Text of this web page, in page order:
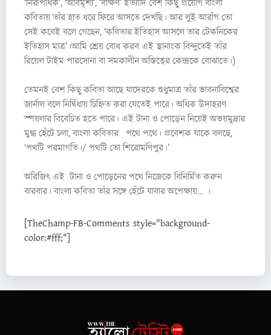
‘নিরূপধিক’, ‘অবিমৃশ্য’, ‘বীক্ষণ’ ইত্যাদি বেশ কিছু প্রয়োগ বাংলা
কবিতায় তাঁর হাত ধরে ফিরে আসতে দেখছি। আর লুই আরাঁগ তো
সেই কবেই বলে গেছেন, ‘কবিতার ইতিহাস আসলে তার টেকনিকের
ইতিহাস মাত্র’।আমি শ্রেয় বোধ করব এই স্থানাংক বিন্দুতেই তাঁর
রিয়েল টাইম পারসোনা বা সমকালীন অস্তিত্বের কেন্দ্রকে বোঝাতে।)
তেমনই বেশ কিছু কবিতা আছে যাদেরকে শুধুমাত্র তাঁর ভাবনাবিশ্বের
জার্নাল বলে নির্দ্বিধায় চিহ্নিত করা যেতেই পারে। অধিক উদাহরণ
স্পয়লার বিবেচিত হতে পারে। এই টানা ও পোড়েন নিয়েই অভয়মুদ্রার
মুগ্ধ হেঁটে চলা, বাংলা কবিতার পথে পথে। প্রবেশক যাকে বলছে,
‘পথটি পরমাগতি।/ পথটি তো শিরোমণিপুর।’
অরিজিৎ এই টানা ও পোড়েনের পথে নিজেকে বিনির্মিত করুন
বারবার। বাংলা কবিতা তাঁর সঙ্গে হেঁটে যাবার অপেক্ষায়… ।
[TheChamp-FB-Comments style="background-
color:#fff;"]